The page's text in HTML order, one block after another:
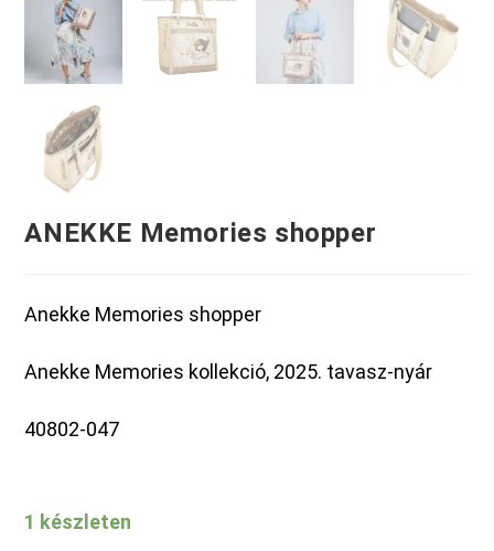
ANEKKE Memories shopper
Anekke Memories shopper
Anekke Memories kollekció, 2025. tavasz-nyár
40802-047
1 készleten